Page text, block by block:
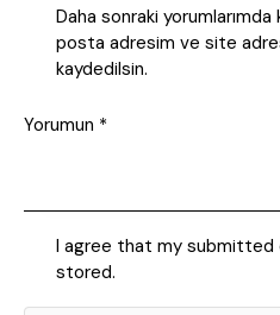
Daha sonraki yorumlarımda
posta adresim ve site
kaydedilsin.
I agree that my
stored.